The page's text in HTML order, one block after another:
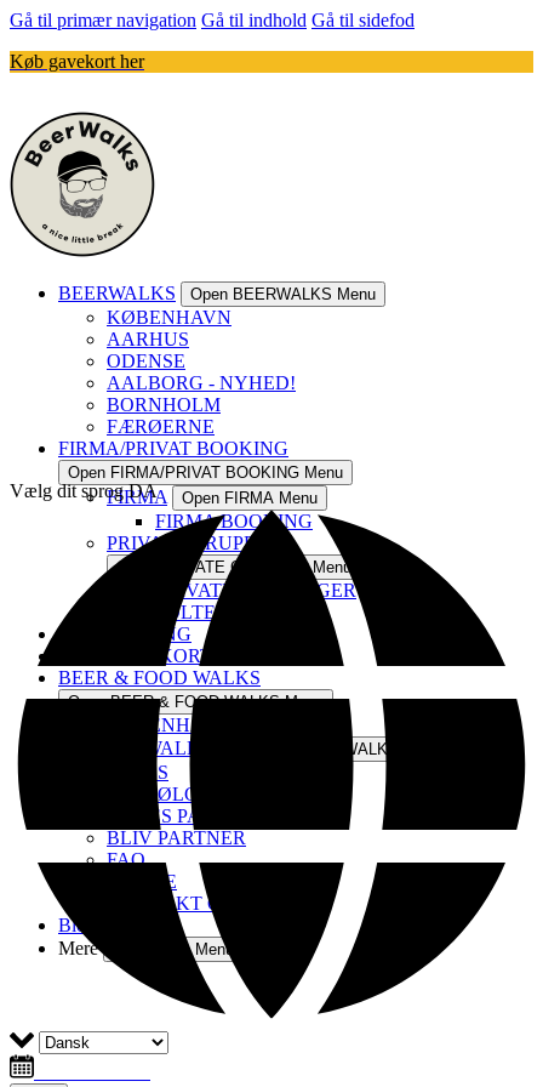
Gå til primær navigation Gå til indhold Gå til sidefod
Køb gavekort her
BEERWALKS Open BEERWALKS Menu
KØBENHAVN
AARHUS
ODENSE
AALBORG - NYHED!
BORNHOLM
FÆRØERNE
FIRMA/PRIVAT BOOKING
Open FIRMA/PRIVAT BOOKING Menu
FIRMA Open FIRMA Menu
FIRMA BOOKING
PRIVATE GRUPPER
Open PRIVATE GRUPPER Menu
PRIVATE BOOKINGER
POLTERABEND
ØLSMAGNING
KØB GAVEKORT
BEER & FOOD WALKS
Open BEER & FOOD WALKS Menu
KØBENHAVN
OM BEERWALKS
Open OM BEERWALKS Menu
OM OS
BLIV ØLGUIDE
VORES PARTNERE
BLIV PARTNER
FAQ
PRESSE
KONTAKT OS
Blog
Mere
Open More Menu
Vælg dit sprog DA